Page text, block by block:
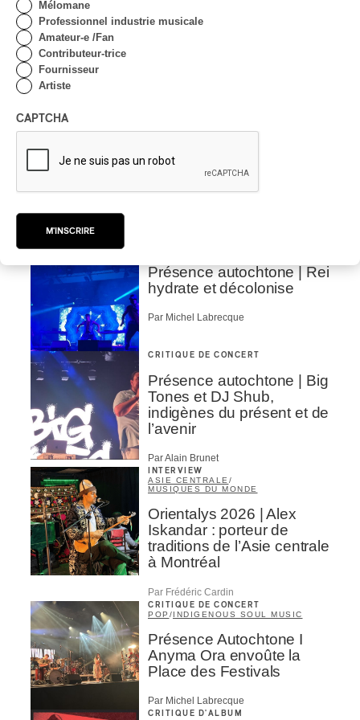
Tout le contenu 360
Présence autochtone | Rei
hydrate et décolonise
Par Michel Labrecque
CRITIQUE DE CONCERT
Présence autochtone | Big
Tones et DJ Shub,
indigènes du présent et de
l’avenir
Par Alain Brunet
INTERVIEW
ASIE CENTRALE/
MUSIQUES DU MONDE
Orientalys 2026 | Alex
Iskandar : porteur de
traditions de l’Asie centrale
à Montréal
Par Frédéric Cardin
CRITIQUE DE CONCERT
POP /INDIGENOUS SOUL MUSIC
Présence Autochtone I
Anyma Ora envoûte la
Place des Festivals
Par Michel Labrecque
CRITIQUE D'ALBUM
Mélomane
Professionnel industrie musicale
Amateur-e /Fan
Contributeur-trice
Fournisseur
Artiste
CAPTCHA
M'INSCRIRE